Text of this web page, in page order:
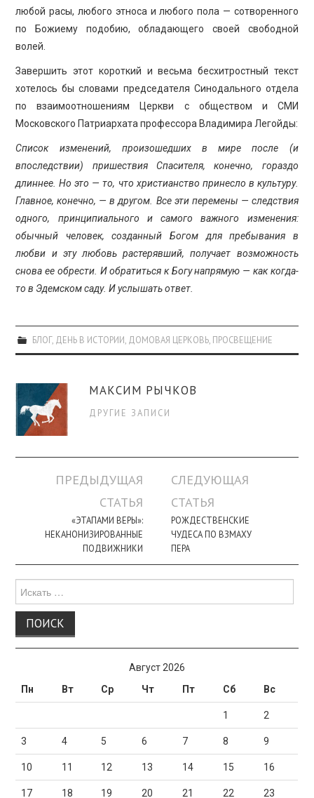
любой расы, любого этноса и любого пола — сотворенного
по Божиему подобию, обладающего своей свободной
волей.
Завершить этот короткий и весьма бесхитростный текст
хотелось бы словами председателя Синодального отдела
по взаимоотношениям Церкви с обществом и СМИ
Московского Патриархата профессора Владимира Легойды:
Список изменений, произошедших в мире после (и
впоследствии) пришествия Спасителя, конечно, гораздо
длиннее. Но это — то, что христианство принесло в культуру.
Главное, конечно, — в другом. Все эти перемены — следствия
одного, принципиального и самого важного изменения:
обычный человек, созданный Богом для пребывания в
любви и эту любовь растерявший, получает возможность
снова ее обрести. И обратиться к Богу напрямую — как когда-
то в Эдемском саду. И услышать ответ.
БЛОГ, ДЕНЬ В ИСТОРИИ ДОМОВАЯ ЦЕРКОВЬ, ПРОСВЕЩЕНИЕ
МАКСИМ РЫЧКОВ
ДРУГИЕ ЗАПИСИ
Навигация
ПРЕДЫДУЩАЯ
СТАТЬЯ
«ЭТАПАМИ ВЕРЫ»:
НЕКАНОНИЗИРОВАННЫЕ
ПОДВИЖНИКИ
СЛЕДУЮЩАЯ
СТАТЬЯ
РОЖДЕСТВЕНСКИЕ
ЧУДЕСА ПО ВЗМАХУ
ПЕРА
для:
Август 2026
Пн
Вт Ср Чт Пт Сб Вс
1 2
3 4 5 6 7 8 9
10 11 12 13 14 15 16
17 18 19 20 21 22 23